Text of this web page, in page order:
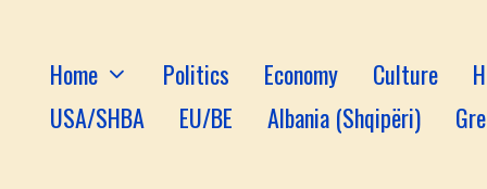
Home Politics Economy Culture
USA/SHBA
EU/BE Albania (Shqipëri)